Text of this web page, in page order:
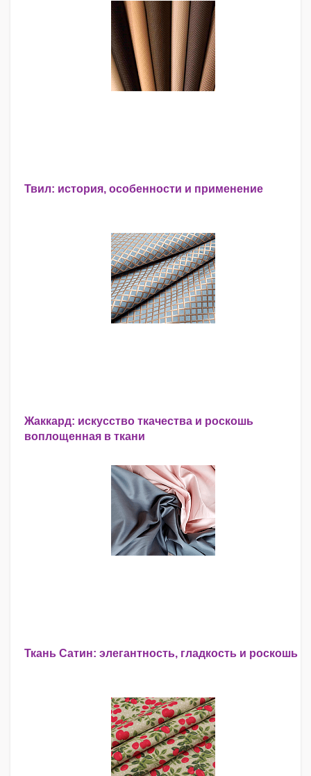
Твил: история, особенности и применение
Жаккард: искусство ткачества и роскошь
воплощенная в ткани
Ткань Сатин: элегантность, гладкость и роскошь